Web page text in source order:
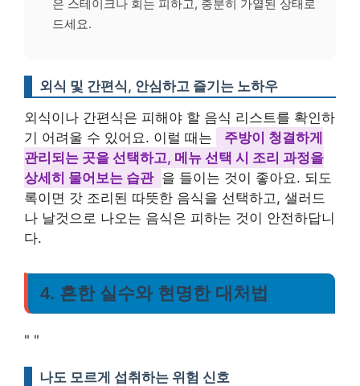
은 스테이크나 회는 피하고, 충분히 가열된 상태로
드세요.
외식 및 간편식, 안심하고 즐기는 노하우
외식이나 간편식은 피해야 할 음식 리스트를 확인하
기 어려울 수 있어요. 이럴 때는
주방이 청결하게
관리되는 곳을 선택하고, 메뉴 선택 시 조리 과정을
상세히 물어보는 습관 을 들이는 것이 좋아요. 되도
록이면 갓 조리된 따뜻한 음식을 선택하고, 샐러드
나 날것으로 나오는 음식은 피하는 것이 안전하답니
다.
4. 흔한 실수와 현명한 대처법
" "
나도 모르게 섭취하는 위험 신호